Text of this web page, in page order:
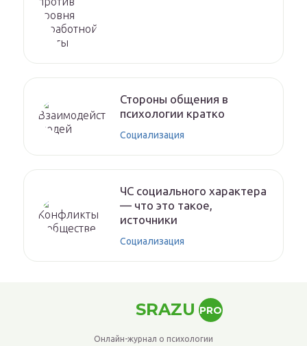
Стороны общения в
психологии кратко
Социализация
ЧС социального характера
— что это такое,
источники
Социализация
SRAZU PRO
Онлайн-журнал о психологии